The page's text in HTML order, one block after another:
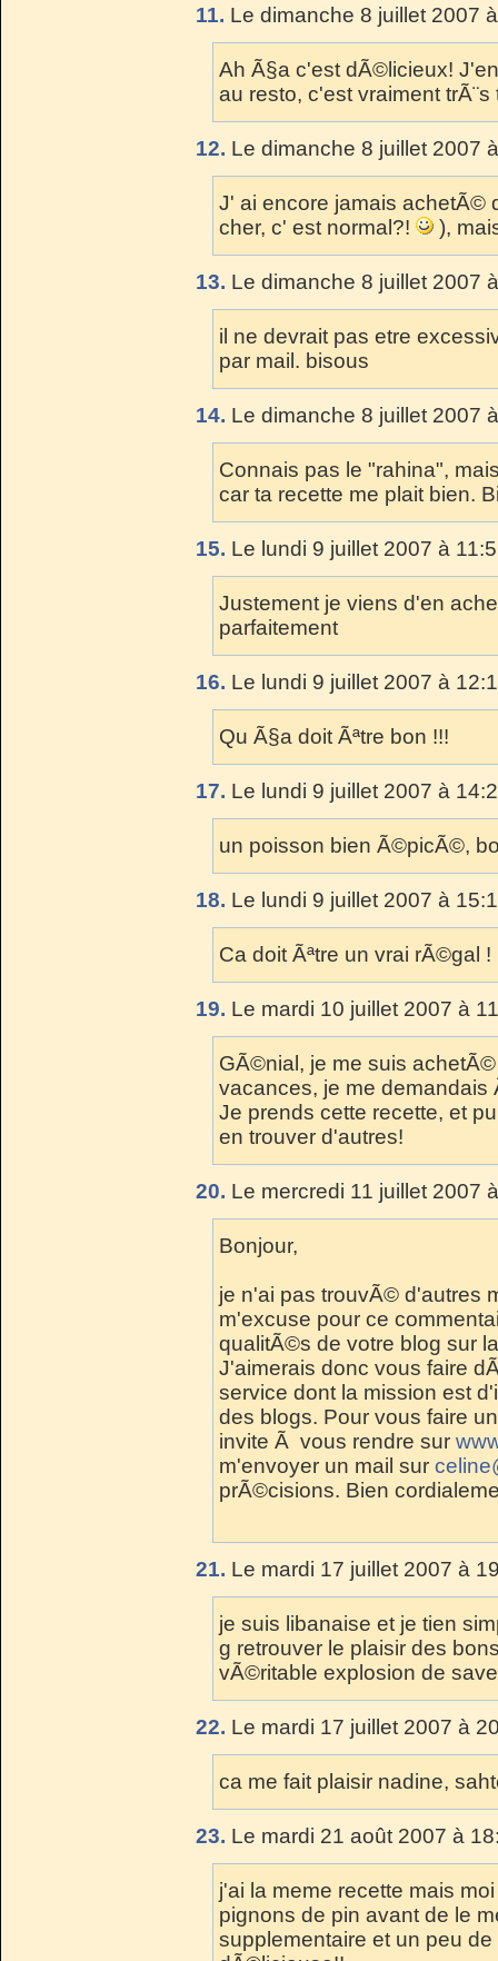
11. Le dimanche 8 juillet 2007
Ah Ã§a c'est dÃ©licieux!
au resto, c'est vraiment trÃ¨s
12. Le dimanche 8 juillet 2007
J' ai encore jamais achetÃ©
cher, c' est normal?!
),
13. Le dimanche 8 juillet 2007
il ne devrait pas etre
par mail. bisous
14. Le dimanche 8 juillet 2007
Connais pas le "rahina",
car ta recette me plait bien.
15. Le lundi 9 juillet 2007 à
Justement je viens d'en
parfaitement
16. Le lundi 9 juillet 2007 à
Qu Ã§a doit Ãªtre bon !!!
17. Le lundi 9 juillet 2007 à
un poisson bien Ã©picÃ©,
18. Le lundi 9 juillet 2007 à
Ca doit Ãªtre un vrai rÃ©gal !
19. Le mardi 10 juillet 2007 à
GÃ©nial, je me suis
vacances, je me
Je prends cette recette, et
en trouver d'autres!
20. Le mercredi 11 juillet 2007
Bonjour,
je n'ai pas trouvÃ© d'autres
m'excuse pour ce
qualitÃ©s de votre blog sur
J'aimerais donc vous faire
service dont la mission est
des blogs. Pour vous faire
invite Ã vous rendre sur
m'envoyer un mail sur
prÃ©cisions. Bien
21. Le mardi 17 juillet 2007 à
je suis libanaise et je tien
g retrouver le plaisir des
vÃ©ritable explosion de
22. Le mardi 17 juillet 2007 à
ca me fait plaisir nadine,
23. Le mardi 21 août 2007 à
j'ai la meme recette mais
pignons de pin avant de le
supplementaire et un peu